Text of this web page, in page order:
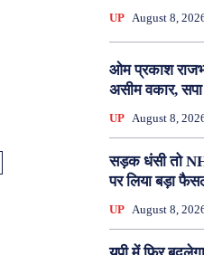
UP August 8,
ओम प्रकाश
असीम वकार,
UP August 8,
सड़क धंसी तो
पर लिया बड़ा
UP August 8,